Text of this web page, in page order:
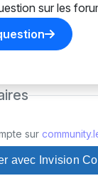
sur les
sur
avec Invision